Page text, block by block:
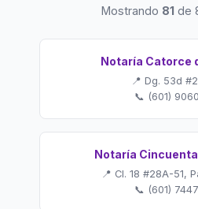
Mostrando 81 de
Notaría Catorce
📍 Dg. 53d
📞 (601)
Notaría
📍 Cl. 18 #28A-51,
📞 (601)